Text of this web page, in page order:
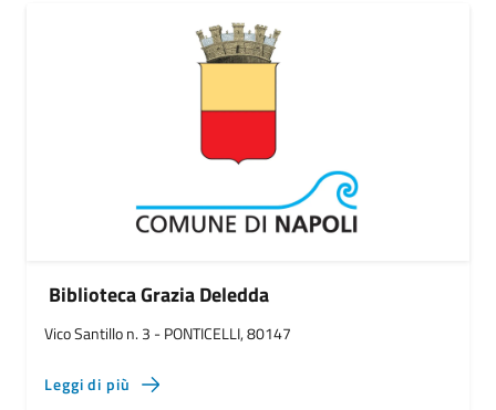
Biblioteca Grazia Deledda
Vico Santillo n. 3 - PONTICELLI, 80147
Leggi di più